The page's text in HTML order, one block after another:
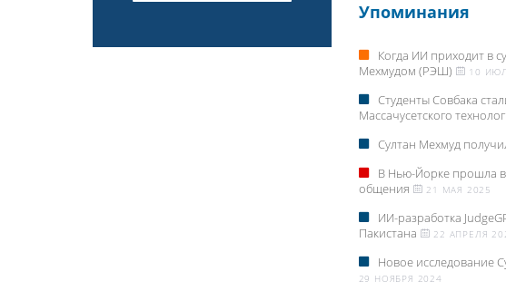
Упоминания
Когда ИИ приходит в
Мехмудом (РЭШ)
10
Студенты Совбака
Массачусетского
Султан Мехмуд
В Нью-Йорке прошла
общения
21 МАЯ 2025
ИИ-разработка
Пакистана
22 АПРЕЛЯ
Новое исследование
29 НОЯБРЯ 2024